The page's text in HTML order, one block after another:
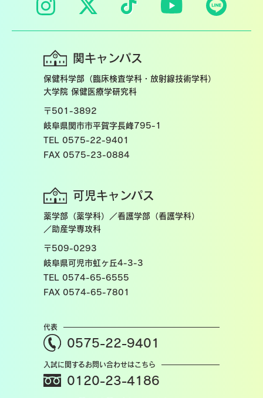
関キャンパス
保健科学部（臨床検査学科・放射線技術学科）
大学院 保健医療学研究科
〒501-3892
岐阜県関市市平賀字長峰795-1
TEL 0575-22-9401
FAX 0575-23-0884
可児キャンパス
薬学部（薬学科）／看護学部（看護学科）
／助産学専攻科
〒509-0293
岐阜県可児市虹ヶ丘4-3-3
TEL 0574-65-6555
FAX 0574-65-7801
代表
0575-22-9401
入試に関するお問い合わせはこちら
0120-23-4186